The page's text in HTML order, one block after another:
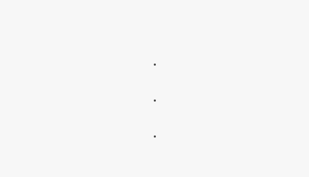
・
・
・